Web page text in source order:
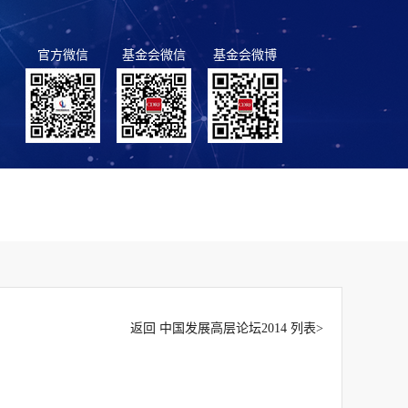
官方微信 基金会微信 基金会微博
返回 中国发展高层论坛2014 列表>